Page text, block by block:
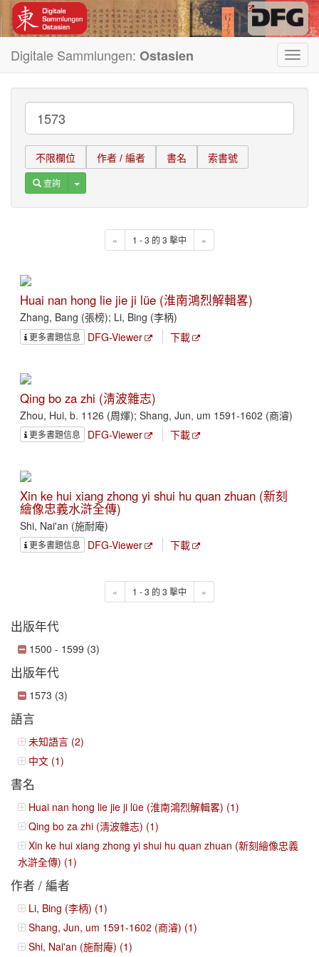
Digitale Sammlungen: Ostasien
不限欄位 作者 / 編者 書名 索書號
查詢 Toggle Dropdown
« 1 - 3 的 3 擊中 »
Huai nan hong lie jie ji lüe (淮南鴻烈解輯畧)
Zhang, Bang (張榜); Li, Bing (李柄)
更多書題信息 DFG-Viewer 下載
Qing bo za zhi (淸波雜志)
Zhou, Hui, b. 1126 (周煇); Shang, Jun, um 1591-1602 (商濬)
更多書題信息 DFG-Viewer 下載
Xin ke hui xiang zhong yi shui hu quan zhuan (新刻
繪像忠義水滸全傳)
Shi, Nai'an (施耐庵)
更多書題信息 DFG-Viewer 下載
« 1 - 3 的 3 擊中 »
出版年代
1500 - 1599 (3)
出版年代
1573 (3)
語言
未知語言 (2)
中文 (1)
書名
Huai nan hong lie jie ji lüe (淮南鴻烈解輯畧) (1)
Qing bo za zhi (淸波雜志) (1)
Xin ke hui xiang zhong yi shui hu quan zhuan (新刻繪像忠義
水滸全傳) (1)
作者 / 編者
Li, Bing (李柄) (1)
Shang, Jun, um 1591-1602 (商濬) (1)
Shi, Nai'an (施耐庵) (1)